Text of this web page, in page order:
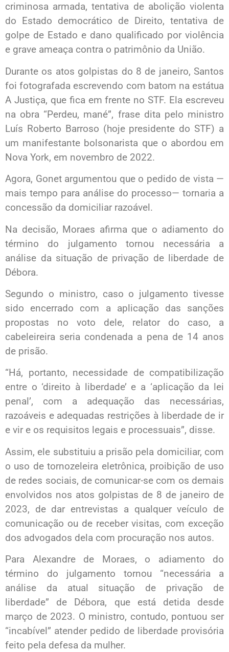
criminosa armada, tentativa de abolição violenta
do Estado democrático de Direito, tentativa de
golpe de Estado e dano qualificado por violência
e grave ameaça contra o patrimônio da União.
Durante os atos golpistas do 8 de janeiro, Santos
foi fotografada escrevendo com batom na estátua
A Justiça, que fica em frente no STF. Ela escreveu
na obra “Perdeu, mané”, frase dita pelo ministro
Luís Roberto Barroso (hoje presidente do STF) a
um manifestante bolsonarista que o abordou em
Nova York, em novembro de 2022.
Agora, Gonet argumentou que o pedido de vista —
mais tempo para análise do processo— tornaria a
concessão da domiciliar razoável.
Na decisão, Moraes afirma que o adiamento do
término do julgamento tornou necessária a
análise da situação de privação de liberdade de
Débora.
Segundo o ministro, caso o julgamento tivesse
sido encerrado com a aplicação das sanções
propostas no voto dele, relator do caso, a
cabeleireira seria condenada a pena de 14 anos
de prisão.
“Há, portanto, necessidade de compatibilização
entre o ‘direito à liberdade’ e a ‘aplicação da lei
penal’, com a adequação das necessárias,
razoáveis e adequadas restrições à liberdade de ir
e vir e os requisitos legais e processuais”, disse.
Assim, ele substituiu a prisão pela domiciliar, com
o uso de tornozeleira eletrônica, proibição de uso
de redes sociais, de comunicar-se com os demais
envolvidos nos atos golpistas de 8 de janeiro de
2023, de dar entrevistas a qualquer veículo de
comunicação ou de receber visitas, com exceção
dos advogados dela com procuração nos autos.
Para Alexandre de Moraes, o adiamento do
término do julgamento tornou “necessária a
análise da atual situação de privação de
liberdade” de Débora, que está detida desde
março de 2023. O ministro, contudo, pontuou ser
“incabível” atender pedido de liberdade provisória
feito pela defesa da mulher.